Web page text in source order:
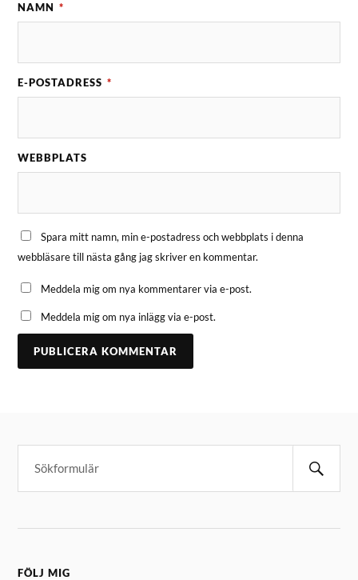
NAMN *
E-POSTADRESS *
WEBBPLATS
Spara mitt namn, min e-postadress och webbplats i denna
webbläsare till nästa gång jag skriver en kommentar.
Meddela mig om nya kommentarer via e-post.
Meddela mig om nya inlägg via e-post.
FÖLJ MIG